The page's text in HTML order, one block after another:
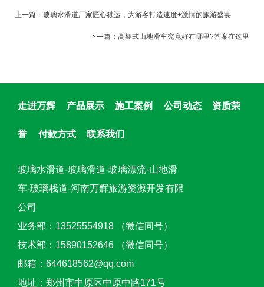
上一篇： 玻璃水滑道厂家匠心独运，为游客打造速度+激情的旅游盛宴
下一篇： 高架式山地滑车究竟好在哪里?答案在这里
走进万辉 产品展示 施工案例 公司动态 资质荣
誉 付款方式 联系我们
玻璃水滑道-玻璃滑道-玻璃漂流-山地滑
车-玻璃栈道-河南万辉旅游资源开发有限
公司
业务部：13525554918 （微信同号）
技术部：15890152646 （微信同号）
邮箱：644618562@qq.com
地址：郑州市中原区中原中路171号